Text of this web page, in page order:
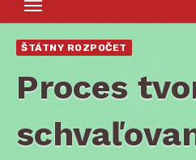
ŠTÁTNY ROZPOČET
Proces